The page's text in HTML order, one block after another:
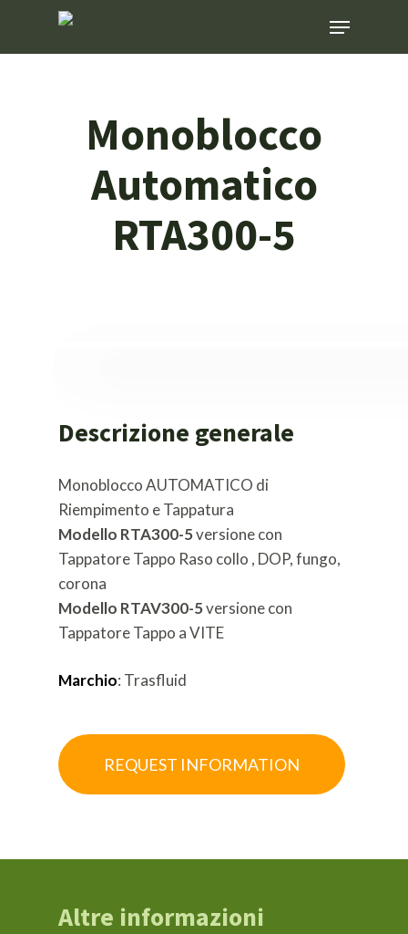
Menu
Monoblocco
Automatico
RTA300-5
Descrizione generale
Monoblocco AUTOMATICO di
Riempimento e Tappatura
Modello RTA300-5versione con
Tappatore Tappo Raso collo , DOP, fungo,
corona
Modello RTAV300-5versione con
Tappatore Tappo a VITE
Marchio: Trasfluid
REQUEST INFORMATION
Altre informazioni